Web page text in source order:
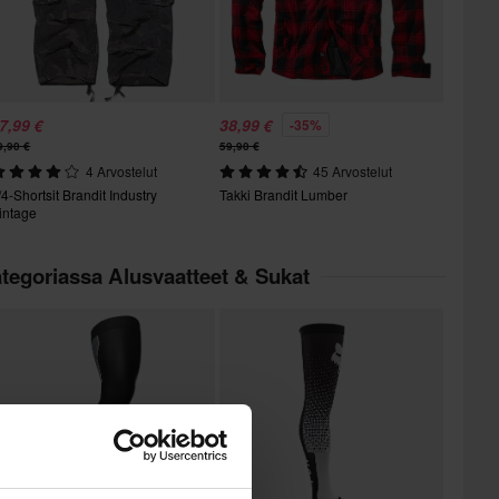
€
€
4 Arvostelut
Shortsit Brandit Industry
38,99 € -35%
59,90 €
45 Arvostelut
Takki Brandit Lumber
Alusvaatteet & Sukat